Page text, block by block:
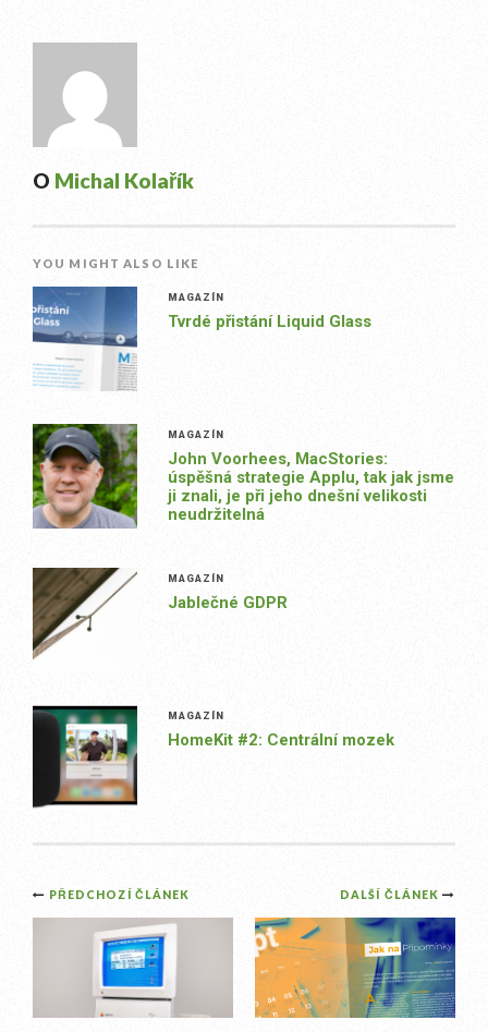
O Michal Kolařík
YOU MIGHT ALSO LIKE
MAGAZÍN
Tvrdé přistání Liquid Glass
MAGAZÍN
John Voorhees, MacStories:
úspěšná strategie Applu, tak jak jsme
ji znali, je při jeho dnešní velikosti
neudržitelná
MAGAZÍN
Jablečné GDPR
MAGAZÍN
HomeKit #2: Centrální mozek
Post
navigation
DALŠÍ ČLÁNEK
PŘEDCHOZÍ ČLÁNEK